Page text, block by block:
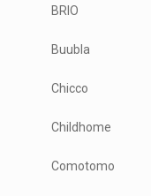
BRIO
Buubla
Chicco
Childhome
Comotomo